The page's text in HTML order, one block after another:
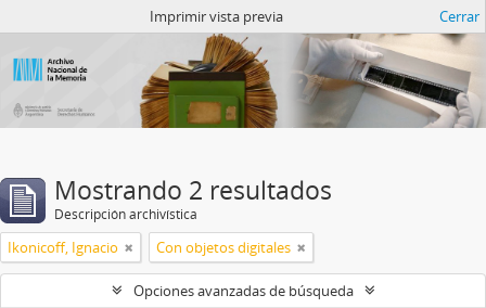
Imprimir vista previa Cerrar
Mostrando 2 resultados
Descripción archivística
Ikonicoff, Ignacio Con objetos digitales
Opciones avanzadas de búsqueda